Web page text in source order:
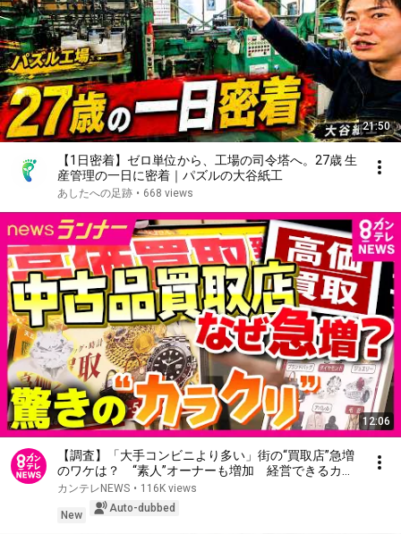
21:50
【1日密着】ゼロ単位から、工場の司令塔へ。27歳 生
産管理の一日に密着｜パズルの大谷紙工
あしたへの足跡 • 668 views
12:06
【調査】「大手コンビニより多い」街の“買取店”急増
のワケは？ “素人”オーナーも増加 経営できるカラ
クリは 「プロの目利き」は本社任せ 一方でトラブ
ルも増加｜newsランナー〈カンテレNEWS〉
カンテレNEWS • 116K views
New
Auto-dubbed